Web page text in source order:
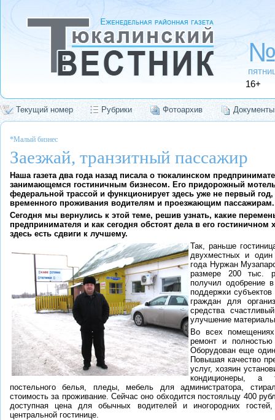
№
16+
Текущий номер Рубрики Фотоархив Документы
*Малый бизнес
Заезжай, транзитный пассажир
Наша газета два года назад писала о тюкалинском
занимающемся гостиничным бизнесом. Его придорожный
федеральной трассой и функционирует здесь уже не первый
временного проживания водителям и проезжающим пассажирам.
Сегодня мы вернулись к этой теме, решив узнать, какие
предпринимателя и как сегодня обстоят дела в его
здесь есть сдвиги к лучшему.
Так, раньше
двухместных и
года Нуржан
размере 200 тыс.
получил одобрение в
поддержки
граждан для
средства
улучшение
Во всех
ремонт и полностью
Оборудован еще
Повышая качество
услуг, хозяин
кондиционеры, а
постельного белья, пледы, мебель для администратора,
стоимость за проживание. Сейчас оно обходится постояльцу 400
доступная цена для обычных водителей и иногородних
центральной гостинице.